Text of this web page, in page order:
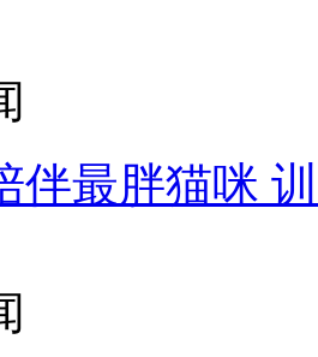
伴最胖猫咪